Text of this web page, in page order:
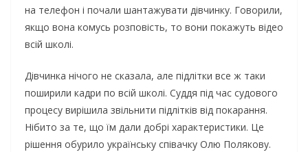
на телефон і почали шантажувати дівчинку. Говорили,
якщо вона комусь розповість, то вони покажуть відео
всій школі.
Дівчинка нічого не сказала, але підлітки все ж таки
поширили кадри по всій школі. Суддя під час судового
процесу вирішила звільнити підлітків від покарання.
Нібито за те, що їм дали добрі характеристики. Це
рішення обурило українську співачку Олю Полякову.